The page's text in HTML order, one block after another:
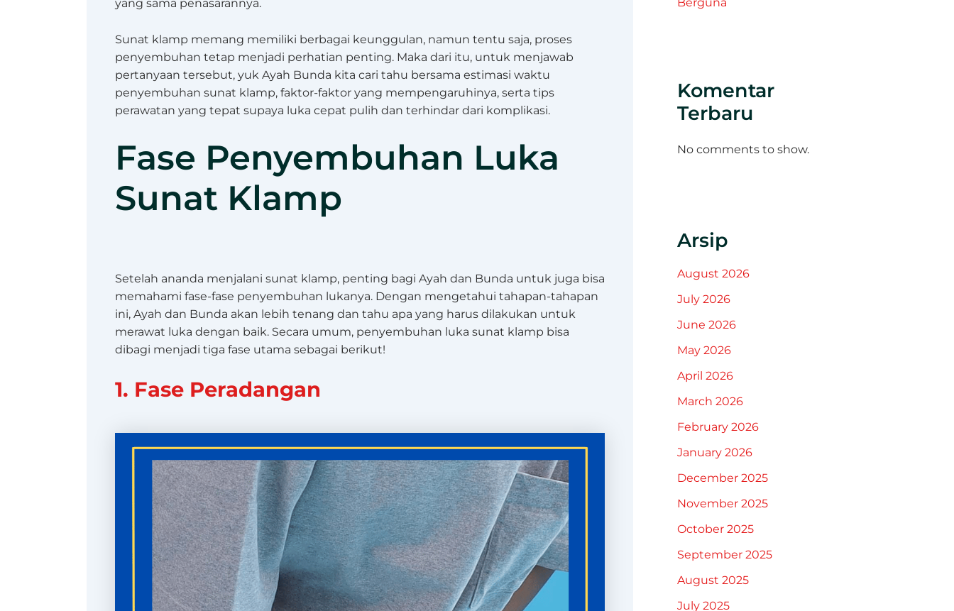
yang sama penasarannya.
Sunat klamp memang memiliki berbagai keunggulan, namun tentu saja, proses
penyembuhan tetap menjadi perhatian penting. Maka dari itu, untuk menjawab
pertanyaan tersebut, yuk Ayah Bunda kita cari tahu bersama estimasi waktu
penyembuhan sunat klamp, faktor-faktor yang mempengaruhinya, serta tips
perawatan yang tepat supaya luka cepat pulih dan terhindar dari komplikasi.
Fase Penyembuhan Luka
Sunat Klamp
Setelah ananda menjalani sunat klamp, penting bagi Ayah dan Bunda untuk juga bisa
memahami fase-fase penyembuhan lukanya. Dengan mengetahui tahapan-tahapan
ini, Ayah dan Bunda akan lebih tenang dan tahu apa yang harus dilakukan untuk
merawat luka dengan baik. Secara umum, penyembuhan luka sunat klamp bisa
dibagi menjadi tiga fase utama sebagai berikut!
1. Fase Peradangan
Komentar
Terbaru
No comments to show.
Arsip
August 2026
July 2026
June 2026
May 2026
April 2026
March 2026
February 2026
January 2026
December 2025
November 2025
October 2025
September 2025
August 2025
July 2025